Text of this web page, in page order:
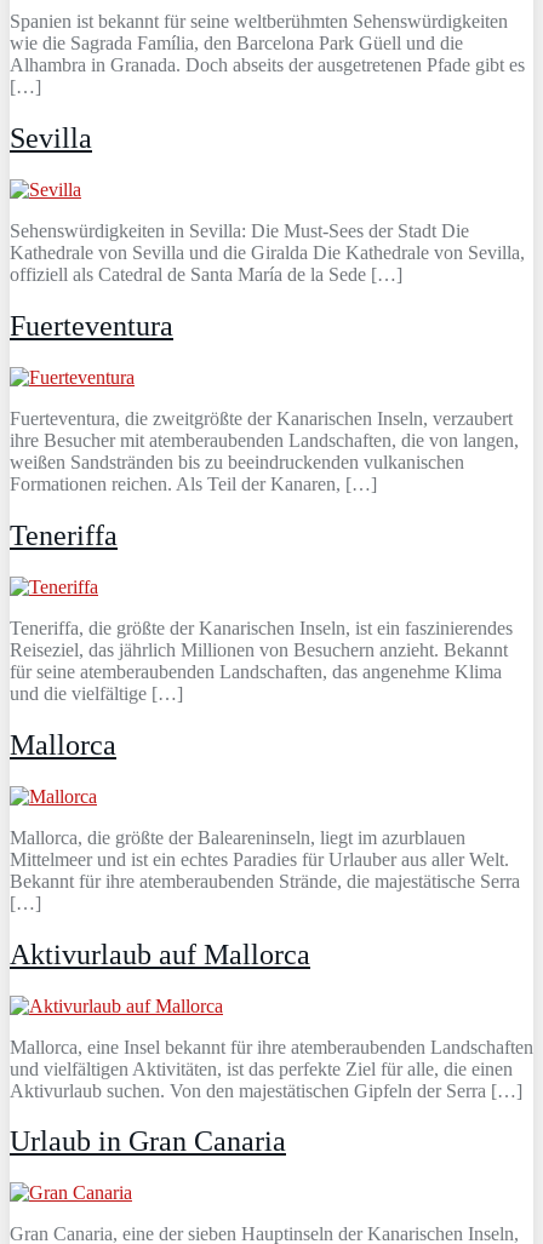
Spanien ist bekannt für seine weltberühmten Sehenswürdigkeiten
wie die Sagrada Família, den Barcelona Park Güell und die
Alhambra in Granada. Doch abseits der ausgetretenen Pfade gibt es
[…]
Sevilla
Sehenswürdigkeiten in Sevilla: Die Must-Sees der Stadt Die
Kathedrale von Sevilla und die Giralda Die Kathedrale von Sevilla,
offiziell als Catedral de Santa María de la Sede […]
Fuerteventura
Fuerteventura, die zweitgrößte der Kanarischen Inseln, verzaubert
ihre Besucher mit atemberaubenden Landschaften, die von langen,
weißen Sandstränden bis zu beeindruckenden vulkanischen
Formationen reichen. Als Teil der Kanaren, […]
Teneriffa
Teneriffa, die größte der Kanarischen Inseln, ist ein faszinierendes
Reiseziel, das jährlich Millionen von Besuchern anzieht. Bekannt
für seine atemberaubenden Landschaften, das angenehme Klima
und die vielfältige […]
Mallorca
Mallorca, die größte der Baleareninseln, liegt im azurblauen
Mittelmeer und ist ein echtes Paradies für Urlauber aus aller Welt.
Bekannt für ihre atemberaubenden Strände, die majestätische Serra
[…]
Aktivurlaub auf Mallorca
Mallorca, eine Insel bekannt für ihre atemberaubenden Landschaften
und vielfältigen Aktivitäten, ist das perfekte Ziel für alle, die einen
Aktivurlaub suchen. Von den majestätischen Gipfeln der Serra […]
Urlaub in Gran Canaria
Gran Canaria, eine der sieben Hauptinseln der Kanarischen Inseln,